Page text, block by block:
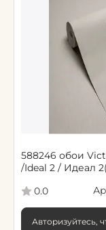
588246 обои
/Ideal 2 / Идеал
0.0
Авторизуйтесь,